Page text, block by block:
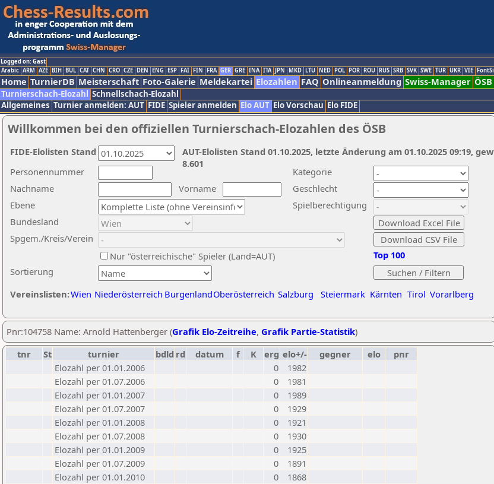
Logged on: Gast
Arabic ARM AZE BIH BUL CAT CHN CRO CZE DEN ENG ESP FAI FIN FRA GER GRE INA ITA JPN MKD LTU NED POL POR ROU RUS SRB SVK SWE TUR UKR VIE
Home TurnierDB Meisterschaft Foto-Galerie Meldekartei Elozahlen FAQ Onlineanmeldung Swiss-Manager ÖSB
Turnierschach-Elozahl Schnellschach-Elozahl
Allgemeines Turnier anmelden: AUT FIDE Spieler anmelden Elo AUT Elo Vorschau Elo FIDE
Willkommen bei den offiziellen Turnierschach-Elozahlen des ÖSB
Nachname
Vorname
Ebene
Kategorie
Sortierung
Personennummer
Bundesland
Spgem./Kreis/Verein
Geschlecht
Nur "österreichische" Spieler (Land=AUT)
Spielberechtigung
Vereinslisten:Wien Niederösterreich BurgenlandOberösterreich Salzburg Steiermark Kärnten Tirol Vorarlberg
Top 100
AUT-Elolisten Stand 01.10.2025, letzte Änderung am 01.10.2025 09:19,
8.601
FIDE-Elolisten Stand
Pnr:104758 Name: Arnold Hattenberger (Grafik Elo-Zeitreihe, Grafik Partie-Statistik)
tnr
St turnier bdld rd datum f K erg elo+/- gegner elo
pnr
Elozahl per 01.01.2006
0
1982
Elozahl per 01.07.2006
0
1981
Elozahl per 01.01.2007
0
1989
Elozahl per 01.07.2007
0
1929
Elozahl per 01.01.2008
0
1921
Elozahl per 01.07.2008
0
1930
Elozahl per 01.01.2009
0
1925
Elozahl per 01.07.2009
0
1891
Elozahl per 01.01.2010
0
1868